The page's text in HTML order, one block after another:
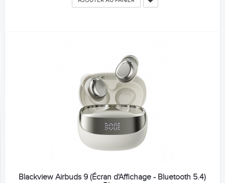
Blackview Airbuds 9 (Écran d'Affichage - Bluetooth 5.4)